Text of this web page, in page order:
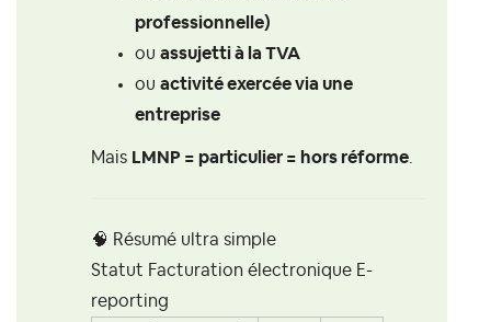
professionnelle)
ou assujetti à la TVA
ou activité exercée via une
entreprise
Mais LMNP = particulier = hors réforme.
🧠 Résumé ultra simple
Statut Facturation électronique E-
reporting